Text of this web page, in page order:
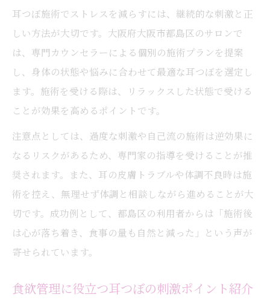
耳つぼ施術でストレスを減らすには、継続的な刺激と正
しい方法が大切です。大阪府大阪市都島区のサロンで
は、専門カウンセラーによる個別の施術プランを提案
し、身体の状態や悩みに合わせて最適な耳つぼを選定し
ます。施術を受ける際は、リラックスした状態で受ける
ことが効果を高めるポイントです。
注意点としては、過度な刺激や自己流の施術は逆効果に
なるリスクがあるため、専門家の指導を受けることが推
奨されます。また、耳の皮膚トラブルや体調不良時は施
術を控え、無理せず体調と相談しながら進めることが大
切です。成功例として、都島区の利用者からは「施術後
は心が落ち着き、食事の量も自然と減った」という声が
寄せられています。
食欲管理に役立つ耳つぼの刺激ポイント紹介